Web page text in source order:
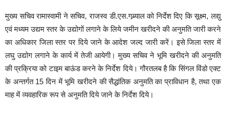
मुख्य सचिव रामास्वामी ने सचिव, राजस्व डी.एस.गब्र्याल को निर्देश दिए कि सूक्ष्म, लद्यु
एवं मध्यम उद्यम स्तर के उद्योगों लगाने के लिये जमीन खरीदने की अनुमति जारी करने
का अधिकार जिला स्तर पर दिये जाने के आदेश जल्द जारी करें। इसे जिला स्तर में
लघु उद्योग लगाने के कार्य में तेजी आयेगी। मुख्य सचिव ने भूमि खरीदने की अनुमति
की प्रक्रिया को टाइम बाऊंड करने के निर्देश दिये। गौरतलब है कि सिंगल विंडो एक्ट
के अन्तर्गत 15 दिन में भूमि खरीदने की सैद्धांतिक अनुमति का प्राविधान है, तथा एक
माह में व्यवहारिक रूप से अनुमति दिये जाने के निर्देश दिये।